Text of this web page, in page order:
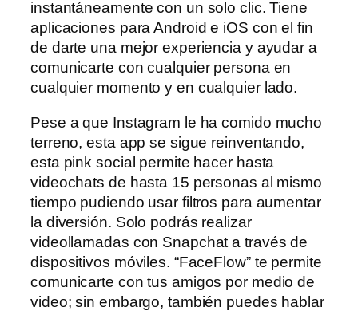
instantáneamente con un solo clic. Tiene
aplicaciones para Android e iOS con el fin
de darte una mejor experiencia y ayudar a
comunicarte con cualquier persona en
cualquier momento y en cualquier lado.
Pese a que Instagram le ha comido mucho
terreno, esta app se sigue reinventando,
esta pink social permite hacer hasta
videochats de hasta 15 personas al mismo
tiempo pudiendo usar filtros para aumentar
la diversión. Solo podrás realizar
videollamadas con Snapchat a través de
dispositivos móviles. “FaceFlow” te permite
comunicarte con tus amigos por medio de
video; sin embargo, también puedes hablar